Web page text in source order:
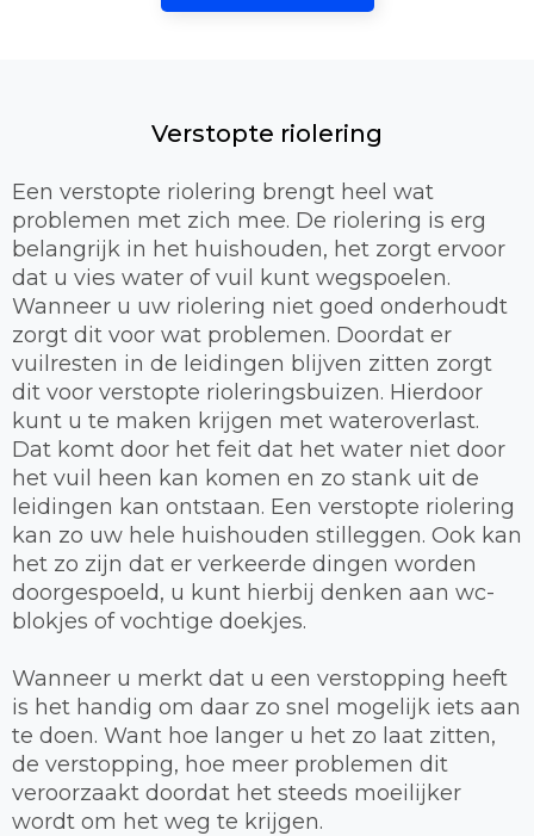
Verstopte riolering
Een verstopte riolering brengt heel wat
problemen met zich mee. De riolering is erg
belangrijk in het huishouden, het zorgt ervoor
dat u vies water of vuil kunt wegspoelen.
Wanneer u uw riolering niet goed onderhoudt
zorgt dit voor wat problemen. Doordat er
vuilresten in de leidingen blijven zitten zorgt
dit voor verstopte rioleringsbuizen. Hierdoor
kunt u te maken krijgen met wateroverlast.
Dat komt door het feit dat het water niet door
het vuil heen kan komen en zo stank uit de
leidingen kan ontstaan. Een verstopte riolering
kan zo uw hele huishouden stilleggen. Ook kan
het zo zijn dat er verkeerde dingen worden
doorgespoeld, u kunt hierbij denken aan wc-
blokjes of vochtige doekjes.
Wanneer u merkt dat u een verstopping heeft
is het handig om daar zo snel mogelijk iets aan
te doen. Want hoe langer u het zo laat zitten,
de verstopping, hoe meer problemen dit
veroorzaakt doordat het steeds moeilijker
wordt om het weg te krijgen.